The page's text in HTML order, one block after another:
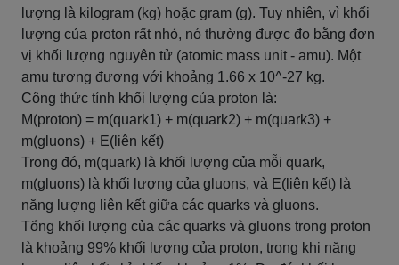
lượng là kilogram (kg) hoặc gram (g). Tuy nhiên, vì khối
lượng của proton rất nhỏ, nó thường được đo bằng đơn
vị khối lượng nguyên tử (atomic mass unit - amu). Một
amu tương đương với khoảng 1.66 x 10^-27 kg.
Công thức tính khối lượng của proton là:
M(proton) = m(quark1) + m(quark2) + m(quark3) +
m(gluons) + E(liên kết)
Trong đó, m(quark) là khối lượng của mỗi quark,
m(gluons) là khối lượng của gluons, và E(liên kết) là
năng lượng liên kết giữa các quarks và gluons.
Tổng khối lượng của các quarks và gluons trong proton
là khoảng 99% khối lượng của proton, trong khi năng